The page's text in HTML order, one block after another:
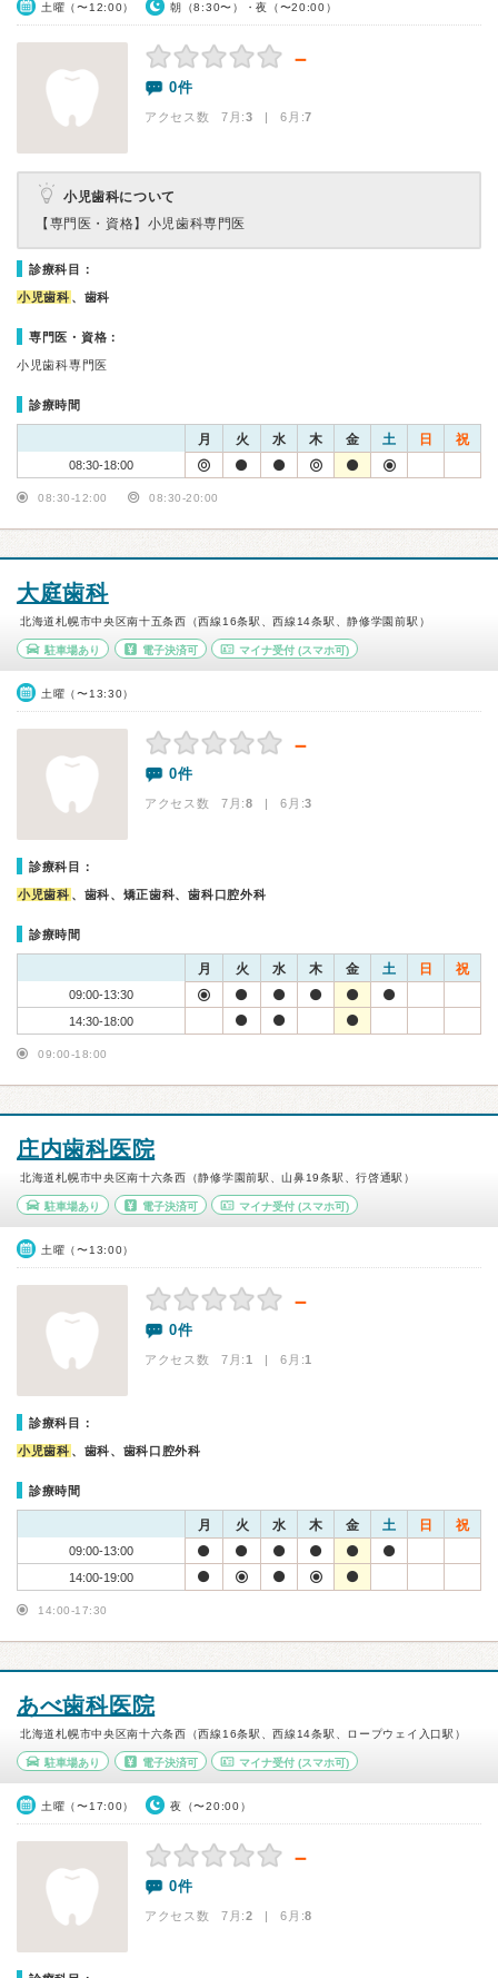
土曜（〜12:00） 朝（8:30〜）・夜（〜20:00）
－
0件
アクセス数 7月:3 | 6月:7
小児歯科について
【専門医・資格】 小児歯科専門医
診療科目：
小児歯科 、歯科
専門医・資格：
小児歯科専門医
診療時間
月 火 水 木 金 土 日 祝
08:30-18:00
08:30-12:00 08:30-20:00
大庭歯科
北海道札幌市中央区南十五条西（西線16条駅、西線14条駅、静修学園前駅）
駐車場あり 電子決済可 マイナ受付 (スマホ可)
土曜（〜13:30）
－
0件
アクセス数 7月:8 | 6月:3
診療科目：
小児歯科 、歯科、矯正歯科、歯科口腔外科
診療時間
月 火 水 木 金 土 日 祝
09:00-13:30
14:30-18:00
09:00-18:00
庄内歯科医院
北海道札幌市中央区南十六条西（静修学園前駅、山鼻19条駅、行啓通駅）
駐車場あり 電子決済可 マイナ受付 (スマホ可)
土曜（〜13:00）
－
0件
アクセス数 7月:1 | 6月:1
診療科目：
小児歯科 、歯科、歯科口腔外科
診療時間
月 火 水 木 金 土 日 祝
09:00-13:00
14:00-19:00
14:00-17:30
あべ歯科医院
北海道札幌市中央区南十六条西（西線16条駅、西線14条駅、ロープウェイ入口駅）
駐車場あり 電子決済可 マイナ受付 (スマホ可)
土曜（〜17:00） 夜（〜20:00）
－
0件
アクセス数 7月:2 | 6月:8